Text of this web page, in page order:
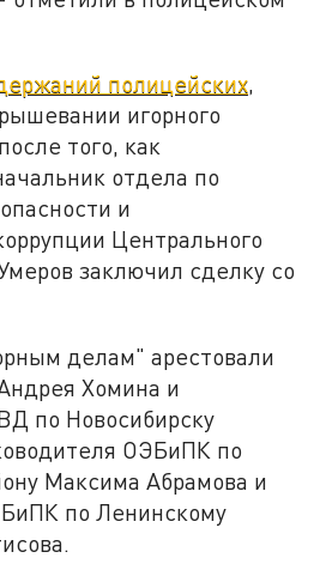
полицейских,
игорного
того, как
отдела по
и
Центрального
заключил сделку со
делам" арестовали
Хомина и
по Новосибирску
ОЭБиПК по
Максима Абрамова и
по Ленинскому